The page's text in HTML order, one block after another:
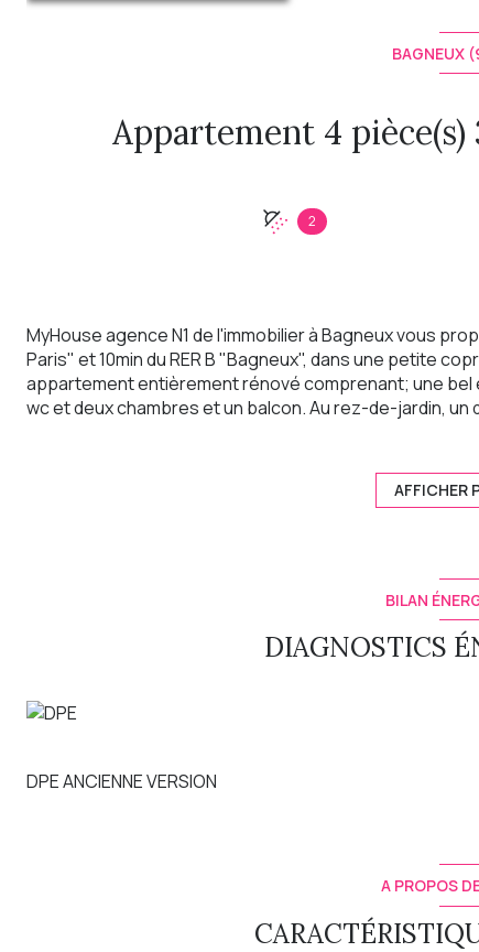
BAGNEUX
2
MyHouse agence N1 de l'immobilier à Bagneux vous
Paris" et 10min du RER B "Bagneux", dans une petite
appartement entièrement rénové comprenant; une bel
wc et deux chambres et un balcon. Au rez-de-jardin,
électricité, plomberie). - Vendeur professionnel avec
Contactez-nous pour organiser une visite !
AFFICHER
BILAN
DIAGNOSTICS
DPE ANCIENNE VERSION
A PROPOS